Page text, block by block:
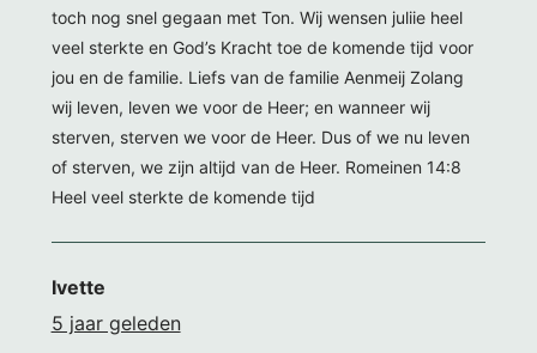
toch nog snel gegaan met Ton. Wij wensen juliie heel
veel sterkte en God’s Kracht toe de komende tijd voor
jou en de familie. Liefs van de familie Aenmeij Zolang
wij leven, leven we voor de Heer; en wanneer wij
sterven, sterven we voor de Heer. Dus of we nu leven
of sterven, we zijn altijd van de Heer. Romeinen 14:8
Heel veel sterkte de komende tijd
Ivette
5 jaar geleden